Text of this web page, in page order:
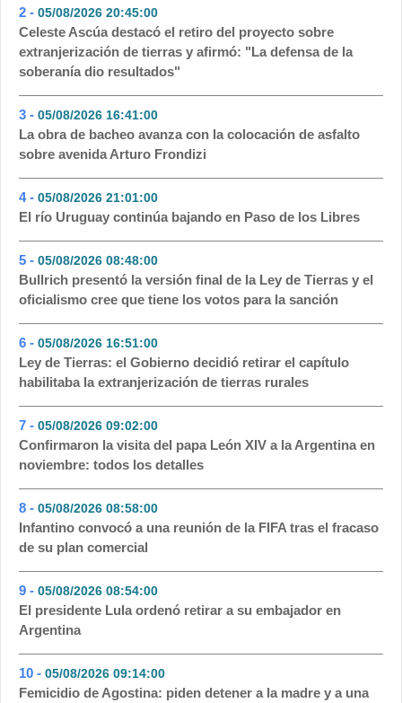
2 - 05/08/2026 20:45:00
Celeste Ascúa destacó el retiro del proyecto sobre
extranjerización de tierras y afirmó: "La defensa de la
soberanía dio resultados"
3 - 05/08/2026 16:41:00
La obra de bacheo avanza con la colocación de asfalto
sobre avenida Arturo Frondizi
4 - 05/08/2026 21:01:00
El río Uruguay continúa bajando en Paso de los Libres
5 - 05/08/2026 08:48:00
Bullrich presentó la versión final de la Ley de Tierras y el
oficialismo cree que tiene los votos para la sanción
6 - 05/08/2026 16:51:00
Ley de Tierras: el Gobierno decidió retirar el capítulo
habilitaba la extranjerización de tierras rurales
7 - 05/08/2026 09:02:00
Confirmaron la visita del papa León XIV a la Argentina en
noviembre: todos los detalles
8 - 05/08/2026 08:58:00
Infantino convocó a una reunión de la FIFA tras el fracaso
de su plan comercial
9 - 05/08/2026 08:54:00
El presidente Lula ordenó retirar a su embajador en
Argentina
10 - 05/08/2026 09:14:00
Femicidio de Agostina: piden detener a la madre y a una